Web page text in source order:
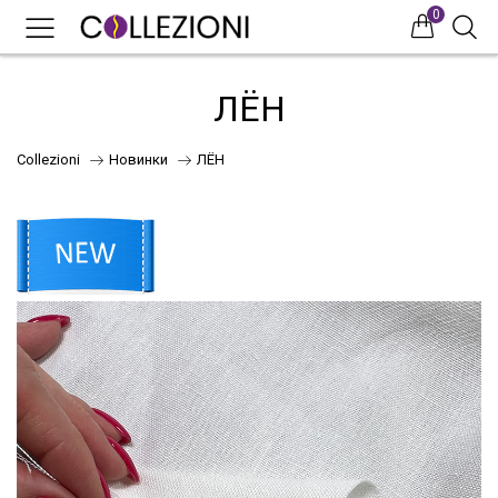
0
НОВИНКИ
ЛЁН
Collezioni Новинки ЛЁН